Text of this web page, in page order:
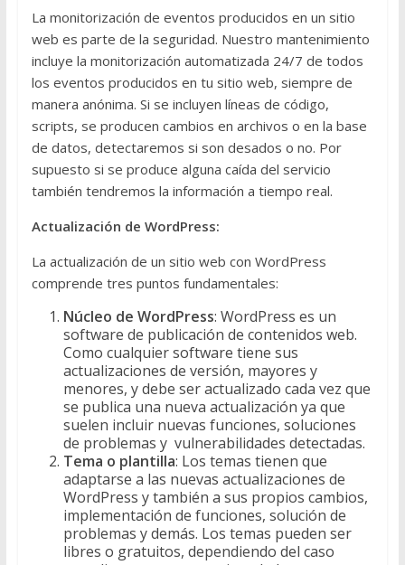
La monitorización de eventos producidos en un sitio
web es parte de la seguridad. Nuestro mantenimiento
incluye la monitorización automatizada 24/7 de todos
los eventos producidos en tu sitio web, siempre de
manera anónima. Si se incluyen líneas de código,
scripts, se producen cambios en archivos o en la base
de datos, detectaremos si son desados o no. Por
supuesto si se produce alguna caída del servicio
también tendremos la información a tiempo real.
Actualización de WordPress:
La actualización de un sitio web con WordPress
comprende tres puntos fundamentales:
Núcleo de WordPress: WordPress es un
software de publicación de contenidos web.
Como cualquier software tiene sus
actualizaciones de versión, mayores y
menores, y debe ser actualizado cada vez que
se publica una nueva actualización ya que
suelen incluir nuevas funciones, soluciones
de problemas y vulnerabilidades detectadas.
Tema o plantilla: Los temas tienen que
adaptarse a las nuevas actualizaciones de
WordPress y también a sus propios cambios,
implementación de funciones, solución de
problemas y demás. Los temas pueden ser
libres o gratuitos, dependiendo del caso